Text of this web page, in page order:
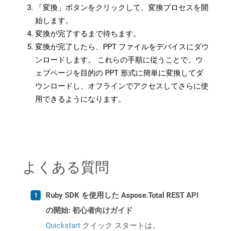
「変換」ボタンをクリックして、変換プロセスを開
始します。
変換が完了するまで待ちます。
変換が完了したら、PPT ファイルをデバイスにダウ
ンロードします。 これらの手順に従うことで、ウ
ェブページを目的の PPT 形式に簡単に変換してダ
ウンロードし、オフラインでアクセスしてさらに使
用できるようになります。
よくある質問
Ruby SDK を使用した Aspose.Total REST API
の開始: 初心者向けガイド
Quickstart クイック スタートは、